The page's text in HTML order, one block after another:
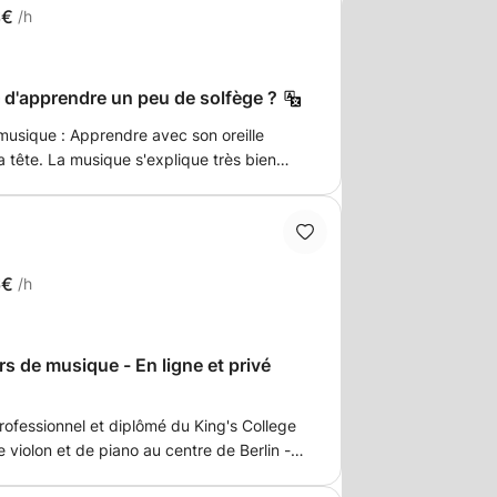
/h
un peu de solfège ?
: Apprendre avec son oreille
très bien
comment déconstruire un morceau
À propos de moi: • je
et
13 ans 🧑🏻‍🏫 • A joué dans
de musique classique, de jazz, de
de flamenco, de musique latine et de
• Langues : 🇬🇧🇩🇪🇫🇷🇪🇸🇮🇹🇵🇹
/h
de musique - En ligne et privé
et diplômé du King's College
violon et de piano au centre de Berlin -